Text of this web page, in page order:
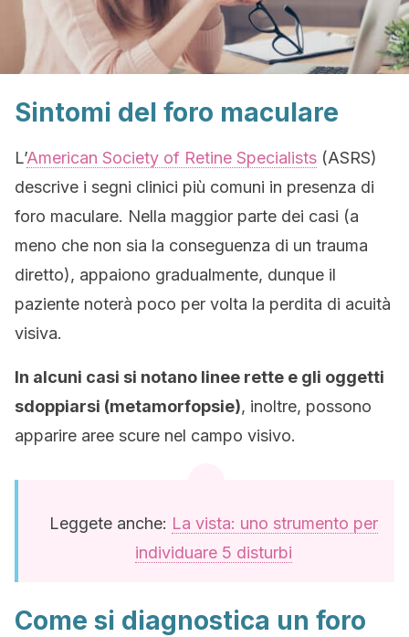
Sintomi del foro maculare
L’American Society of Retine Specialists (ASRS)
descrive i segni clinici più comuni in presenza di
foro maculare. Nella maggior parte dei casi (a
meno che non sia la conseguenza di un trauma
diretto), appaiono gradualmente, dunque il
paziente noterà poco per volta la perdita di acuità
visiva.
In alcuni casi si notano linee rette e gli oggetti
sdoppiarsi (metamorfopsie), inoltre, possono
apparire aree scure nel campo visivo.
Leggete anche: La vista: uno strumento per
individuare 5 disturbi
Come si diagnostica un foro